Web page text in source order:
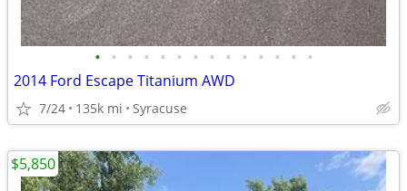
• • • • • • • • • • • • • •
2014 Ford Escape Titanium AWD
7/24 135k mi Syracuse
$5,850